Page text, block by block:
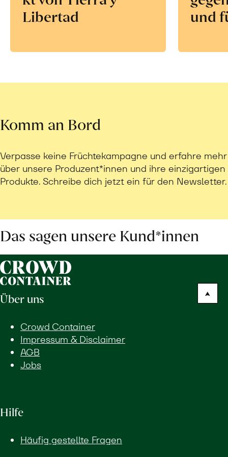
Libertad
und
Komm an Bord
Verpasse keine Früchtekampagne und erfahre mehr
über unsere Produzent*innen und ihre einzigartigen
Produkte. Schreibe dich jetzt ein für den Newsletter.
Das sagen unsere Kund*innen
Über uns
Crowd Container
Impressum & Disclaimer
AGB
Jobs
Hilfe
Häufig gestellte Fragen